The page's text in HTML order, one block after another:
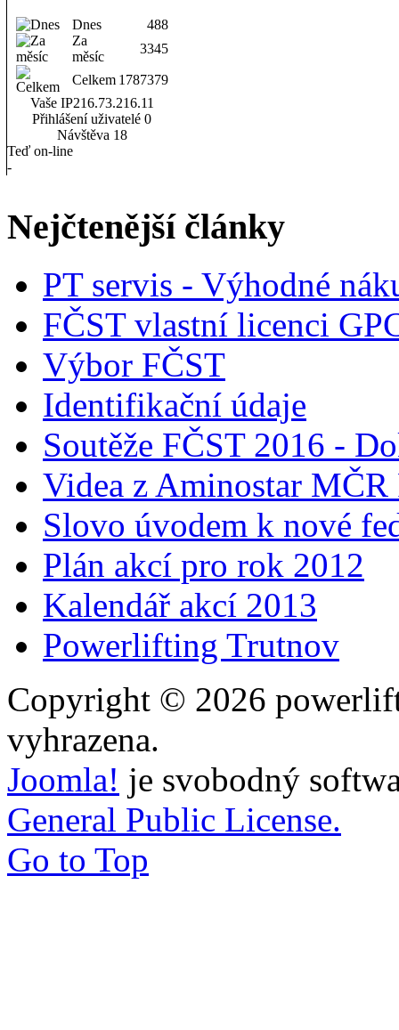
Dnes
488
Za
měsíc
3345
Celkem 1787379
Vaše IP216.73.216.11
Přihlášení uživatelé 0
Návštěva 18
Teď on-line
-
Nejčtenější články
PT servis - Výhodné
FČST vlastní licenci
Výbor FČST
Identifikační údaje
Soutěže FČST 2016 -
Videa z Aminostar MČR
Slovo úvodem k nové
Plán akcí pro rok 2012
Kalendář akcí 2013
Powerlifting Trutnov
Copyright © 2026
vyhrazena.
Joomla! je svobodný
General Public License.
Go to Top